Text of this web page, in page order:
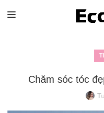
Chăm sóc tóc